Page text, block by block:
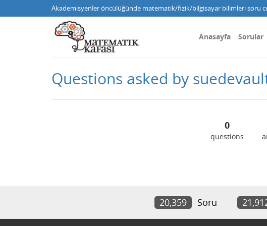
Akademisyenler öncülüğünde matematik/fizik/bilgisayar bilimleri soru
Anasayfa Sorular
Questions asked by
0
questions
20,359 Soru